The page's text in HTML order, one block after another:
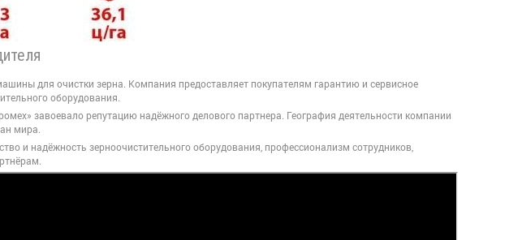
для очистки зерна. Компания предоставляет покупателям гарантию и сервисное
оборудования.
завоевало репутацию надёжного делового партнера. География деятельности компании
мира.
и надёжность зерноочистительного оборудования, профессионализм сотрудников,